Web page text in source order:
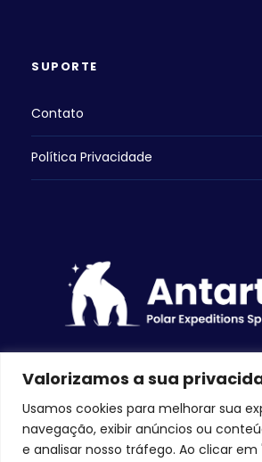
Valorizamos a sua
Usamos cookies para melhorar sua
navegação, exibir anúncios ou
e analisar nosso tráfego. Ao clicar
SUPORTE
Contato
Política Privacidade
DIREITOS RESERVADOS 2026
DESENVOLVIDO POR LAFE